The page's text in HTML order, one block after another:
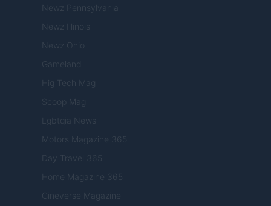
Newz Pennsylvania
Newz Illinois
Newz Ohio
Gameland
Hig Tech Mag
Scoop Mag
Lgbtqia News
Motors Magazine 365
Day Travel 365
Home Magazine 365
Cineverse Magazine